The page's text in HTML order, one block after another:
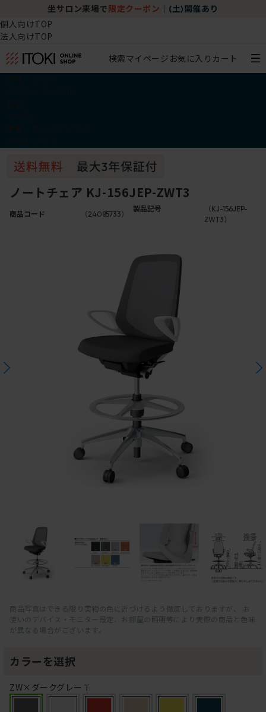
坐サロン来場で 限定クーポン (土)開催あり
個人向けTOP
法人向けTOP
検索マイページ お気に入り カート
ノートチェア KJ-156JEP-ZWT3
商品コード （24085733）
製品記号
（KJ-156JEP-
ZWT3）
商品写真はできる限り実物の色に近づけるよう徹底しておりますが、 お
使いのデバイス・モニター設定、お部屋の照明等により実際の商品と色味
が異なる場合がございます。
カラーを選択
ZW×ダークグレーＴ